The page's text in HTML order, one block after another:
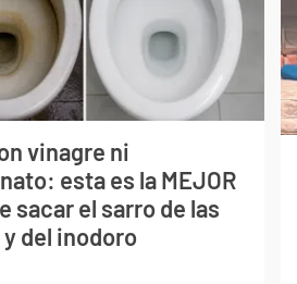
vinagre ni
esta es la MEJOR
sacar el sarro de las
del inodoro